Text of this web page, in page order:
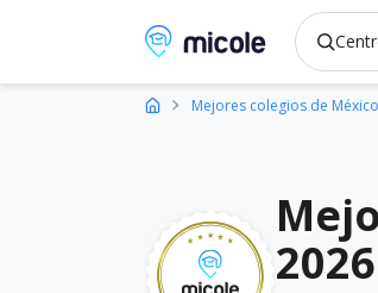
Micole, buscador de
Mejores colegios de México
2026